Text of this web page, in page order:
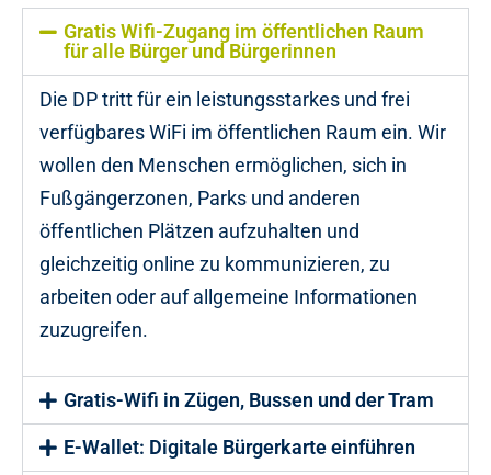
Gratis Wifi-Zugang im öffentlichen Raum
für alle Bürger und Bürgerinnen
Die DP tritt für ein leistungsstarkes und frei
verfügbares WiFi im öffentlichen Raum ein. Wir
wollen den Menschen ermöglichen, sich in
Fußgängerzonen, Parks und anderen
öffentlichen Plätzen aufzuhalten und
gleichzeitig online zu kommunizieren, zu
arbeiten oder auf allgemeine Informationen
zuzugreifen.
Gratis-Wifi in Zügen, Bussen und der Tram
E-Wallet: Digitale Bürgerkarte einführen